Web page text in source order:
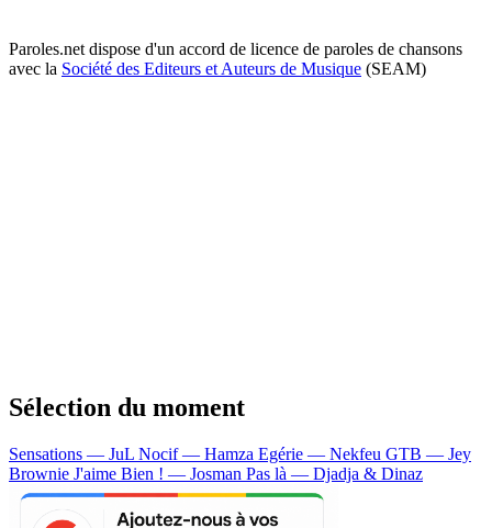
Paroles.net dispose d'un accord de licence de paroles de chansons
avec la Société des Editeurs et Auteurs de Musique (SEAM)
Sélection du moment
Sensations — JuL Nocif — Hamza Egérie — Nekfeu GTB — Jey
Brownie J'aime Bien ! — Josman Pas là — Djadja & Dinaz